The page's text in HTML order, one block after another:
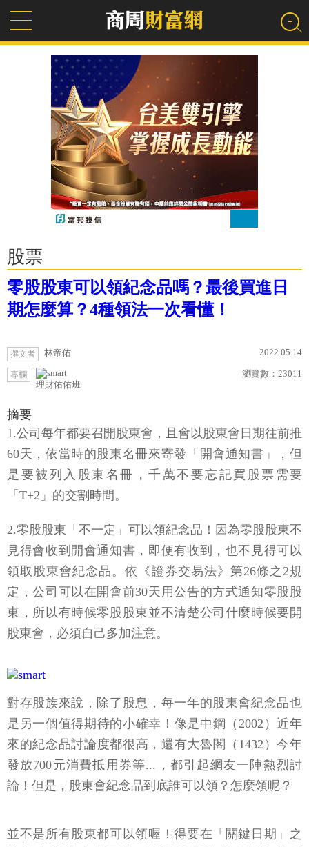
股票
零股股東可以領紀念品嗎？最後買進日
期怎麼算？4種領法一次看懂！
撰文者 林帝佑 2022.05.14
專欄
理財佑佑班
瀏覽數： 23011
摘要
1.公司每年都要召開股東會，且會以股東會日期往前推
60天，依當時的股東名冊來寄發「開會通知書」，但
是要被列入股東名冊，千萬不要忘記買股票需要
「T+2」的交割時間。
2.零股股東「不一定」可以領紀念品！因為零股股東不
見得會收到開會通知書，即便有收到，也不見得可以
領取股東會紀念品。依《證券交易法》第26條之2規
定，公司可以在開會前30天用公告的方式通知零股股
東，所以有時候零股股東並不清楚公司什麼時候要開
股東會，必須自己多加注意。
對存股族來說，除了股息，每一年的股東會紀念品也
是另一個值得期待的小確幸！像是中鋼（2002）近年
來的紀念品討論度都很高，還有大魯閣（1432）今年
發放700元消費抵用券等...，都引起網友一陣熱烈討
論！但是，股東會紀念品到底誰可以領？怎麼領呢？
並不是所有股東都可以領喔！得要在「關鍵日期」之